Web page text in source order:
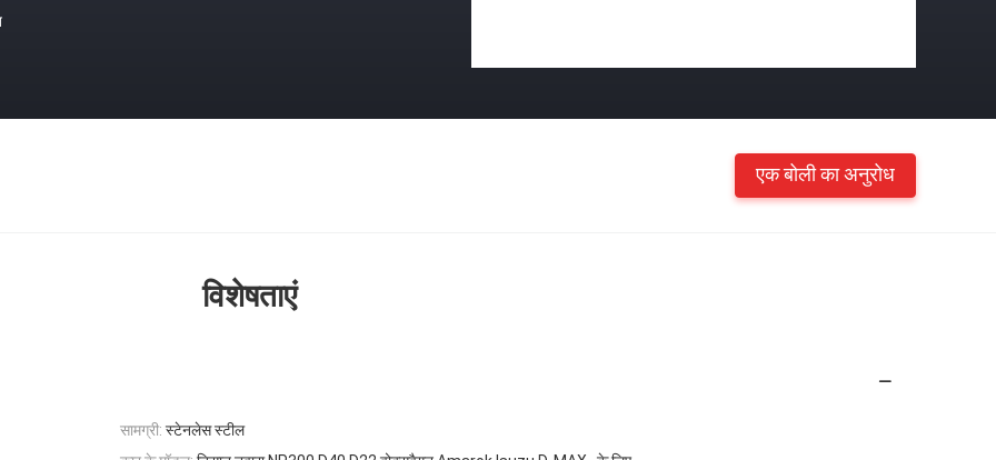
एक बोली का अनुरोध
विशेषताएं
सामग्री: स्टेनलेस स्टील